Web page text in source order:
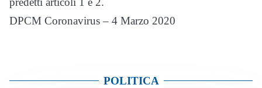
DPCM Coronavirus – 4 Marzo 2020
POLITICA